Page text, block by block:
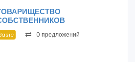
0 предложений